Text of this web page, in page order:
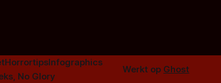
HorrortipsInfographics
No Glory
Werkt op Ghost